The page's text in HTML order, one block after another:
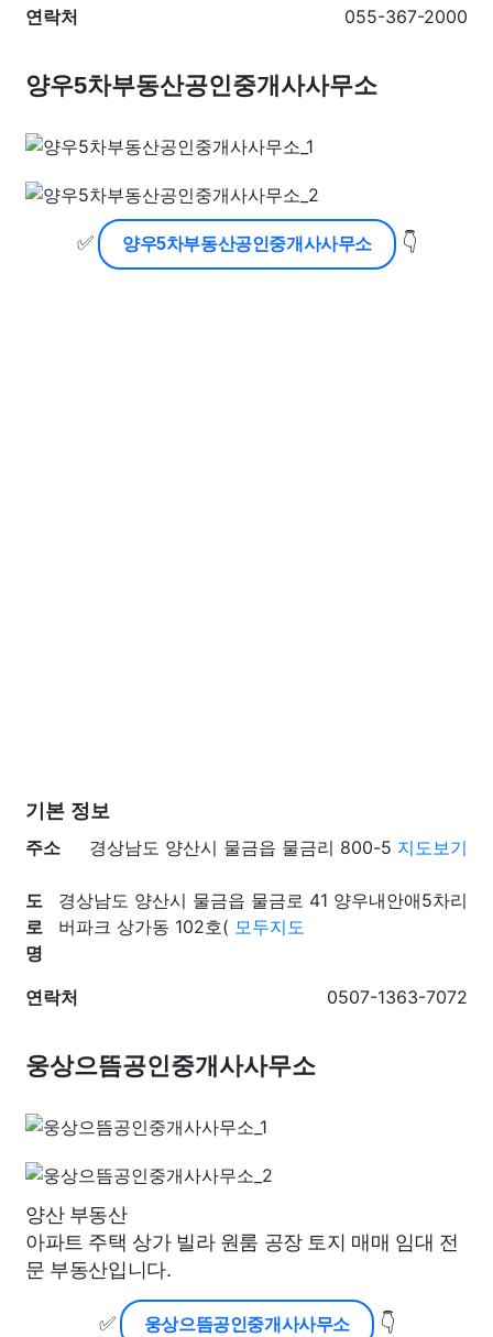
연락처 055-367-2000
양우5차부동산공인중개사사무소
✅ 양우5차부동산공인중개사사무소 👇
기본 정보
주소
경상남도 양산시 물금읍 물금리 800-5 지도보기
도
로
명
경상남도 양산시 물금읍 물금로 41 양우내안애5차리
버파크 상가동 102호( 모두지도
연락처 0507-1363-7072
웅상으뜸공인중개사사무소
양산 부동산
아파트 주택 상가 빌라 원룸 공장 토지 매매 임대 전
문 부동산입니다.
✅
웅상으뜸공인중개사사무소 👇